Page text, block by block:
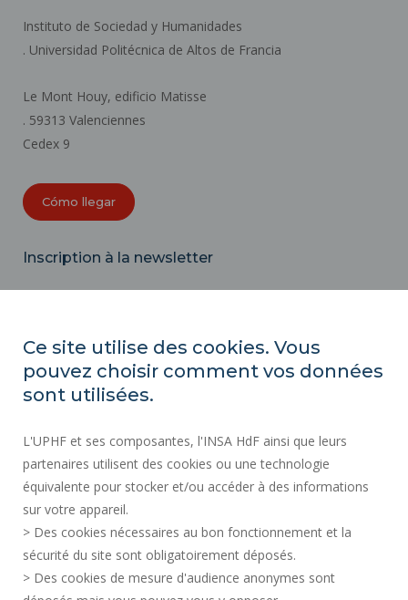
Instituto de Sociedad y Humanidades
. Universidad Politécnica de Altos de Francia
Le Mont Houy, edificio Matisse
. 59313 Valenciennes
Cedex 9
Cómo llegar
Inscription à la newsletter
ACTOS REGLAMENTARIOS
CONTRATACIÓN PÚBLICA
INFORMACIÓN LEGAL
SALA DE PRENSA
CONTRATACIÓN
MAPA DEL SITIO
Ce site utilise des cookies. Vous
pouvez choisir comment vos données
sont utilisées.
L'UPHF et ses composantes, l'INSA HdF ainsi que leurs
partenaires utilisent des cookies ou une technologie
équivalente pour stocker et/ou accéder à des informations
sur votre appareil.
> Des cookies nécessaires au bon fonctionnement et la
sécurité du site sont obligatoirement déposés.
> Des cookies de mesure d'audience anonymes sont